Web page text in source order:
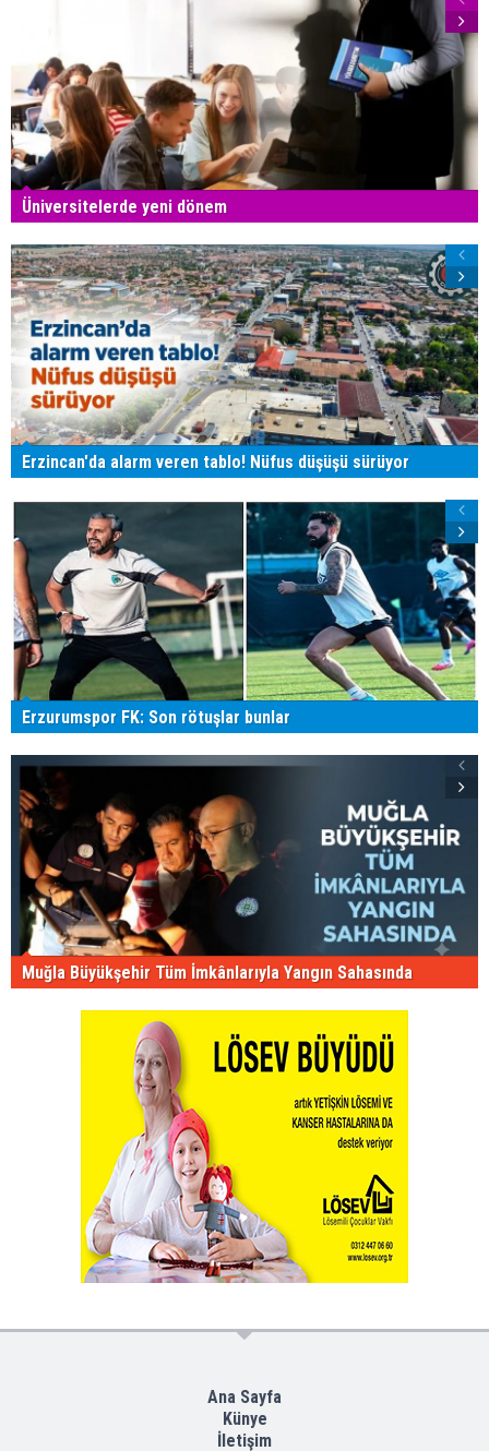
Üniversitelerde yeni dönem
Erzincan'da alarm veren tablo! Nüfus düşüşü sürüyor
Erzurumspor FK: Son rötuşlar bunlar
Muğla Büyükşehir Tüm İmkânlarıyla Yangın Sahasında
Ana Sayfa
Künye
İletişim